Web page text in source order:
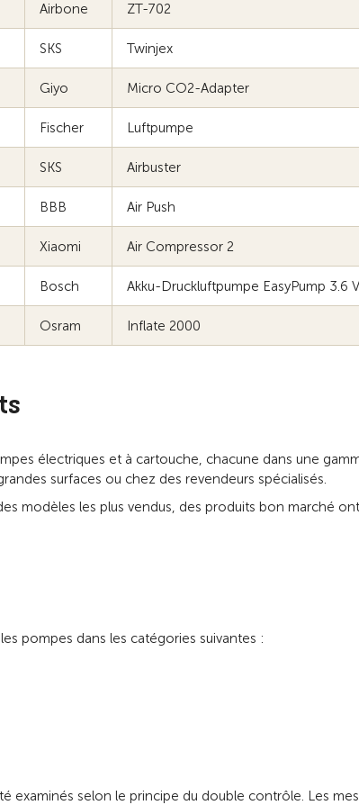
Airbone ZT-702
SKS Twinjex
Giyo Micro CO2-Adapter
Fischer Luftpumpe
SKS Airbuster
BBB Air Push
Xiaomi Air Compressor 2
Bosch Akku-Druckluftpumpe EasyPump 3.6 V
Osram Inflate 2000
électriques et à cartouche, chacune dans une
surfaces ou chez des revendeurs spécialisés.
modèles les plus vendus, des produits bon marché
pompes dans les catégories suivantes :
examinés selon le principe du double contrôle. Les